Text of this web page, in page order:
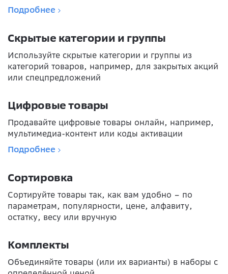
Подробнее
Скрытые категории и группы
Используйте скрытые категории и группы из
категорий товаров, например, для закрытых акций
или спецпредложений
Цифровые товары
Продавайте цифровые товары онлайн, например,
мультимедиа-контент или коды активации
Подробнее
Сортировка
Сортируйте товары так, как вам удобно – по
параметрам, популярности, цене, алфавиту,
остатку, весу или вручную
Комплекты
Объединяйте товары (или их варианты) в наборы с